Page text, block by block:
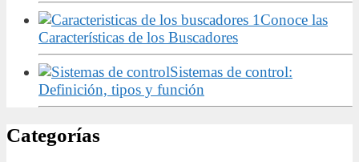
Conoce las
Características de los Buscadores
Sistemas de control:
Definición, tipos y función
Categorías